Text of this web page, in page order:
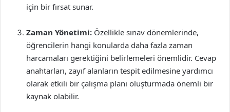
için bir fırsat sunar.
Zaman Yönetimi: Özellikle sınav dönemlerinde,
öğrencilerin hangi konularda daha fazla zaman
harcamaları gerektiğini belirlemeleri önemlidir. Cevap
anahtarları, zayıf alanların tespit edilmesine yardımcı
olarak etkili bir çalışma planı oluşturmada önemli bir
kaynak olabilir.